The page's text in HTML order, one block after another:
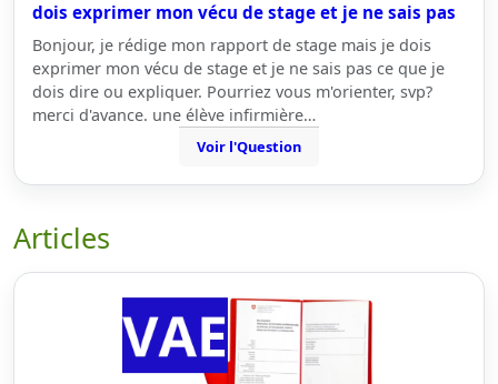
dois exprimer mon vécu de stage et je ne sais pas
Bonjour, je rédige mon rapport de stage mais je dois
exprimer mon vécu de stage et je ne sais pas ce que je
dois dire ou expliquer. Pourriez vous m'orienter, svp?
merci d'avance. une élève infirmière…
Voir l'Question
Articles